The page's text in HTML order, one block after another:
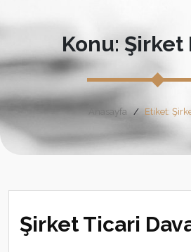
Konu: Şirket
Anasayfa Etiket:
Şirket Ticari